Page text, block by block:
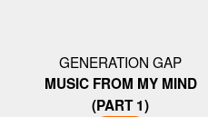
GENERATION GAP
MUSIC FROM MY MIND
(PART 1)